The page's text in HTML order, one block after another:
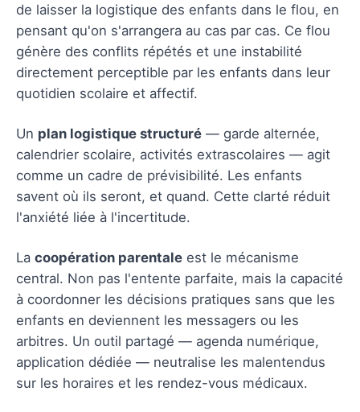
de laisser la logistique des enfants dans le flou, en
pensant qu'on s'arrangera au cas par cas. Ce flou
génère des conflits répétés et une instabilité
directement perceptible par les enfants dans leur
quotidien scolaire et affectif.
Un plan logistique structuré — garde alternée,
calendrier scolaire, activités extrascolaires — agit
comme un cadre de prévisibilité. Les enfants
savent où ils seront, et quand. Cette clarté réduit
l'anxiété liée à l'incertitude.
La coopération parentale est le mécanisme
central. Non pas l'entente parfaite, mais la capacité
à coordonner les décisions pratiques sans que les
enfants en deviennent les messagers ou les
arbitres. Un outil partagé — agenda numérique,
application dédiée — neutralise les malentendus
sur les horaires et les rendez-vous médicaux.